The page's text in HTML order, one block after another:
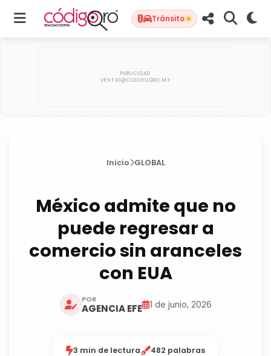
Tránsito
Inicio GLOBAL
México admite que no
puede regresar a
comercio sin aranceles
con EUA
POR
AGENCIA EFE 1 de junio, 2026
3 min de lectura 482 palabras